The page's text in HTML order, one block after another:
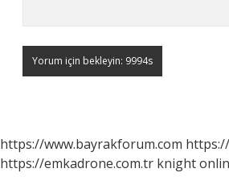
https://www.bayrakforum.com
https://emkadrone.com.tr knight